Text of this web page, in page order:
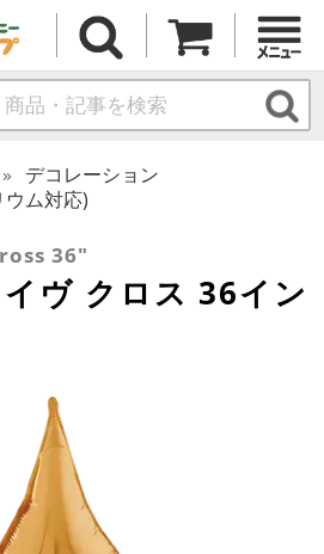
デコレーション
ム対応)
36"
ヴ クロス 36イン